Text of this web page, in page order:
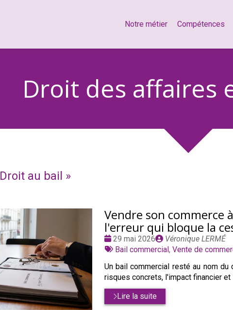
Notre métier Compétences
Droit des affaires
Droit au bail »
Vendre son commerce
l'erreur qui bloque la
Date
:
29 mai 2026
Publié
par
Véronique LERMÉ
Tags
Bail commercial, Vente de
Un bail commercial resté au nom
risques concrets, l'impact financier
Lire la suite